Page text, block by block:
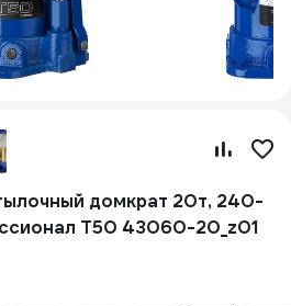
домкрат 20т, 240-
T50 43060-20_z01